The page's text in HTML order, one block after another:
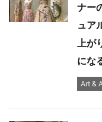
ナー
ュア
上
にな
Art &